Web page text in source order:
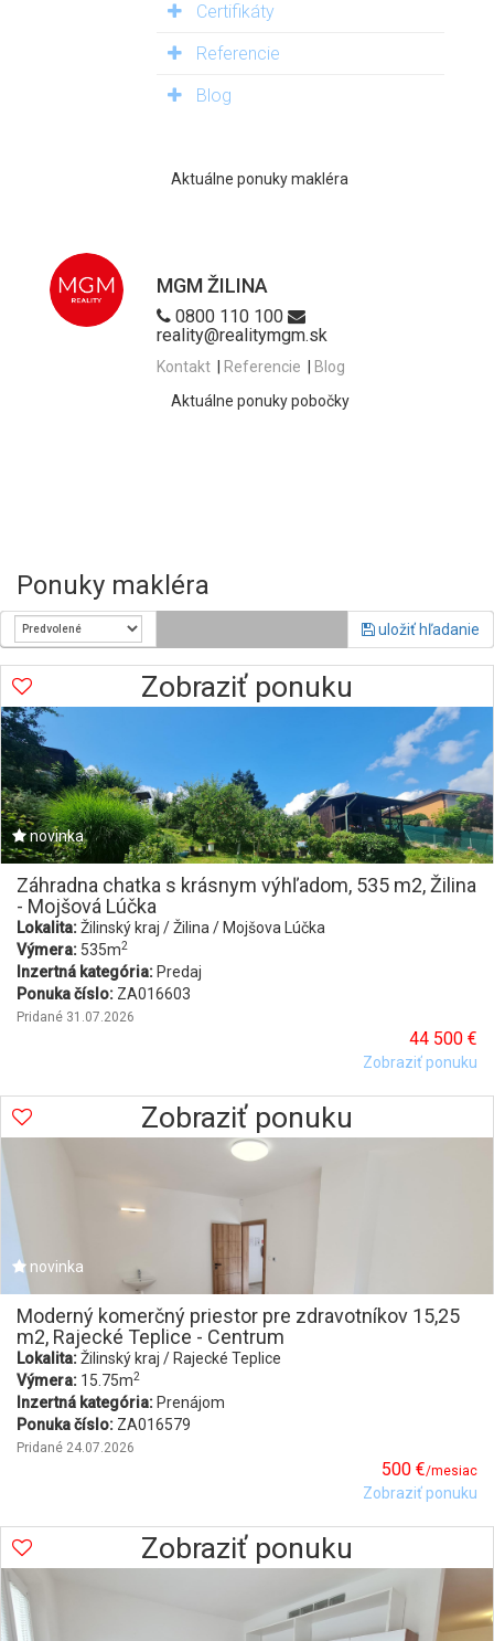
Certifikáty
Referencie
Blog
Aktuálne ponuky makléra
MGM ŽILINA
0800 110 100
reality@realitymgm.sk
Kontakt Referencie
Blog
Aktuálne ponuky pobočky
Ponuky makléra
uložiť hľadanie
Zobraziť ponuku
novinka
Záhradna chatka s krásnym výhľadom, 535 m2, Žilina
- Mojšová Lúčka
Lokalita:Žilinský kraj / Žilina / Mojšova Lúčka
Výmera: 535m2
Inzertná kategória: Predaj
Ponuka číslo: ZA016603
Pridané 31.07.2026
44 500 €
Zobraziť ponuku
Zobraziť ponuku
novinka
Moderný komerčný priestor pre zdravotníkov 15,25
m2, Rajecké Teplice - Centrum
Lokalita:Žilinský kraj / Rajecké Teplice
Výmera: 15.75m2
Inzertná kategória: Prenájom
Ponuka číslo: ZA016579
Pridané 24.07.2026
500 €/mesiac
Zobraziť ponuku
Zobraziť ponuku